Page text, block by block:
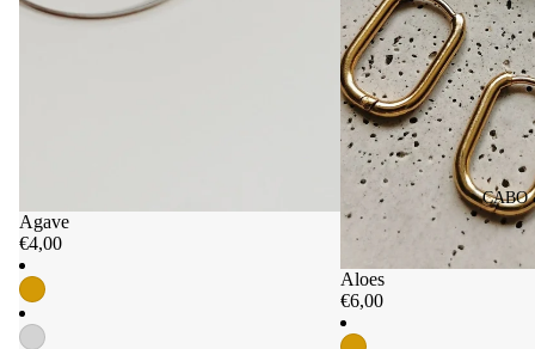
CABO
Agave
€4,00
Aloes
€6,00